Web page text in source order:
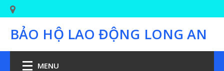
BẢO HỘ LAO ĐỘNG LONG AN
MENU